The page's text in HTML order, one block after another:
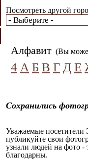
Посмотреть другой
Алфавит (Вы
4 А Б В Г Д Е
Сохранились
Уважаемые посетители
публикуйте свои
узнали людей на фото -
благодарны.